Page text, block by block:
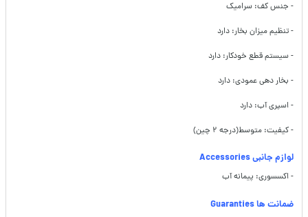
- جنس کف: سرامیک
- تنظیم میزان بخار: دارد
- سیستم قطع خودکار: دارد
- بخار دهی عمودی: دارد
- اسپری آب: دارد
- کیفیت: متوسط(درجه ۲ چین)
لوازم جانبی Accessories
- اکسسوری: پیمانه آب
ضمانت ها Guaranties